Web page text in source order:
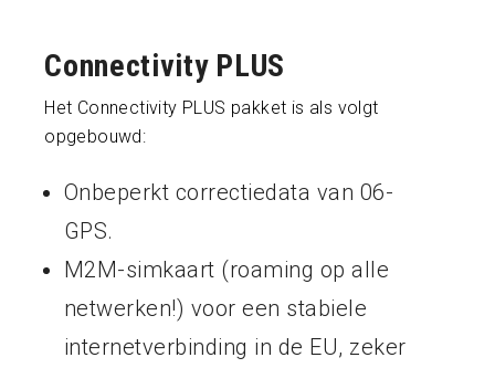
Connectivity PLUS
Het Connectivity PLUS pakket is als volgt
opgebouwd:
Onbeperkt correctiedata van 06-
GPS.
M2M-simkaart (roaming op alle
netwerken!) voor een stabiele
internetverbinding in de EU, zeker